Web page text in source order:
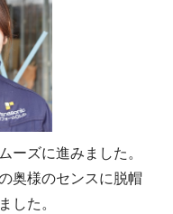
ーズに進みました。
奥様のセンスに脱帽
した。